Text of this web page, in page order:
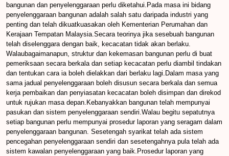
bangunan dan penyelenggaraan perlu diketahui.Pada masa ini bidang
penyelenggaraan bangunan adalah salah satu daripada industri yang
penting dan telah dikuatkuasakan oleh Kementerian Perumahan dan
Kerajaan Tempatan Malaysia.Secara teorinya jika sesebuah bangunan
telah diselenggara dengan baik, kecacatan tidak akan berlaku.
Walaubagaimanapun, struktur dan kekemasan bangunan perlu di buat
pemeriksaan secara berkala dan setiap kecacatan perlu diambil tindakan
dan tentukan cara ia boleh dielakkan dari berlaku lagi.Dalam masa yang
sama jadual penyelenggaraan boleh disusun secara berkala dan semua
kerja pembaikan dan penyiasatan kecacatan boleh disimpan dan direkod
untuk rujukan masa depan.Kebanyakkan bangunan telah mempunyai
pasukan dan sistem penyelenggaraan sendiri.Walau begitu sepatutnya
setiap bangunan perlu mempunyai prosedur laporan yang seragam dalam
penyelenggaraan bangunan. Sesetengah syarikat telah ada sistem
pencegahan penyelenggaraan sendiri dan sesetengahnya pula telah ada
sistem kawalan penyelenggaraan yang baik.Prosedur laporan yang